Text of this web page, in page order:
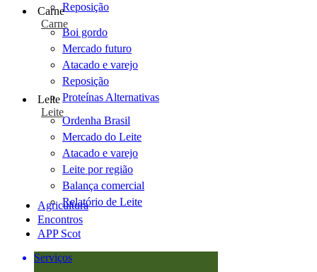
Reposição
Carne
Carne
Boi gordo
Mercado futuro
Atacado e varejo
Reposição
Proteínas Alternativas
Leite
Leite
Ordenha Brasil
Mercado do Leite
Atacado e varejo
Leite por região
Balança comercial
Relatório de Leite
Agricultura
Encontros
APP Scot
Serviços